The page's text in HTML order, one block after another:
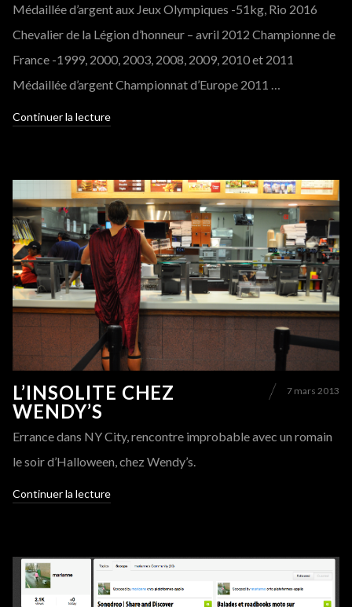
Médaillée d’argent aux Jeux Olympiques -51kg, Rio 2016
Chevalier de la Légion d’honneur – avril 2012 Championne de
France -1999, 2000, 2003, 2008, 2009, 2010 et 2011
Médaillée d’argent Championnat d’Europe 2011 …
Continuer la lecture
L’INSOLITE CHEZ
WENDY’S
7 mars 2013
Errance dans NY City, rencontre improbable avec un romain
le soir d’Halloween, chez Wendy’s.
Continuer la lecture